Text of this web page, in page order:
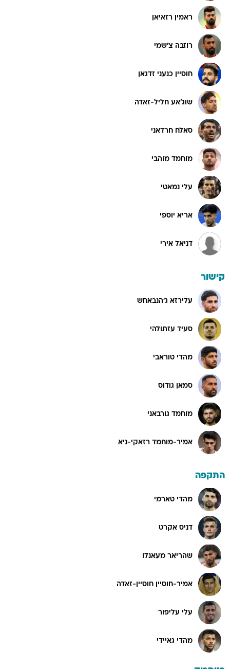
ראמין רזאיאן
רוזבה צ'שמי
חוסיין כנעני זדגאן
שוג'אע חליל-זאדה
סאלח חרדאני
מוחמד מוהבי
עלי נמאטי
אריא יוספי
דניאל אירי
קישור
עלירזא ג'הנבאחש
סעיד עזתולהי
מהדי טוראבי
סמאן גודוס
מוחמד גורבאני
אמיר-מוחמד רזאקי-ניא
התקפה
מהדי טארמי
דניס אקרט
שהריאר מעאנלו
אמיר-חוסיין חוסיין-זאדה
עלי עליפור
מהדי גאיידי